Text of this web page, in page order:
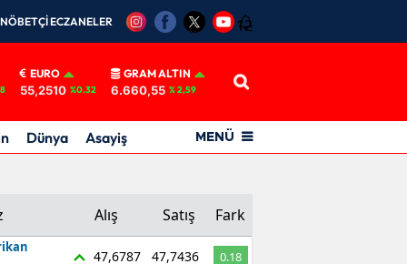
NÖBETÇİ ECZANELER 12
EURO
55,2510 %0.32
GRAM ALTIN
6.660,55 % 2,59
Dünya Asayiş MENÜ
Alış Satış Fark
47,6787 47,7436 0.18